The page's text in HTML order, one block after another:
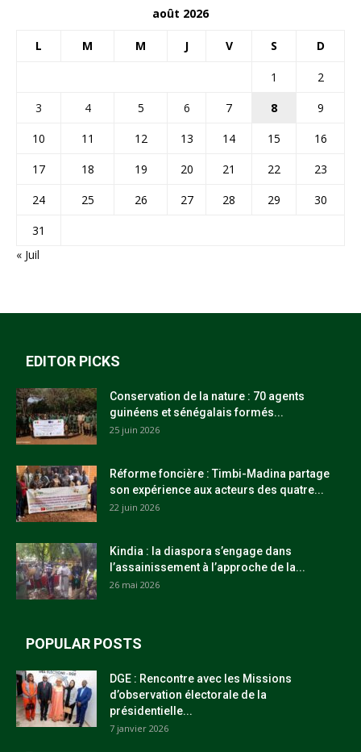
août 2026
L M M J V S D
1
2
3
4 5 6 7 8
9
10
11 12 13 14 15
16
17
18 19 20 21 22
23
24
25 26 27 28 29
30
31
« Juil
EDITOR PICKS
Conservation de la nature : 70 agents
guinéens et sénégalais formés...
25 juin 2026
Réforme foncière : Timbi-Madina partage
son expérience aux acteurs des quatre...
22 juin 2026
Kindia : la diaspora s’engage dans
l’assainissement à l’approche de la...
26 mai 2026
POPULAR POSTS
DGE : Rencontre avec les Missions
d’observation électorale de la
présidentielle...
7 janvier 2026